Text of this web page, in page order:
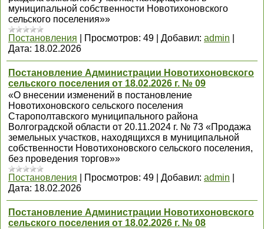
муниципальной собственности Новотихоновского
сельского поселения»»
Постановления
Просмотров: 49 Добавил: admin
Дата: 18.02.2026
Постановление Администрации Новотихоновского
сельского поселения от 18.02.2026 г. № 09
«О внесении изменений в постановление
Новотихоновского сельского поселения
Старополтавского муниципального района
Волгоградской области от 20.11.2024 г. № 73 «Продажа
земельных участков, находящихся в муниципальной
собственности Новотихоновского сельского поселения,
без проведения торгов»»
Постановления
Просмотров: 49 Добавил: admin
Дата: 18.02.2026
Постановление Администрации Новотихоновского
сельского поселения от 18.02.2026 г. № 08